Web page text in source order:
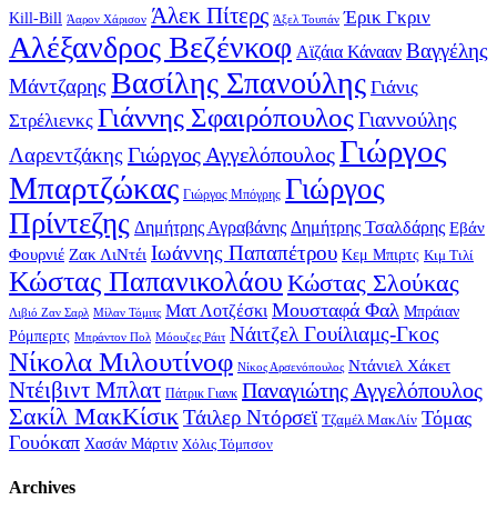
Kill-Bill Άαρον Χάρισον Άλεκ Πίτερς Άξελ Τουπάν Έρικ Γκριν
Αλέξανδρος Βεζένκοφ Αϊζάια Κάνααν Βαγγέλης
Μάντζαρης Βασίλης Σπανούλης Γιάνις
Στρέλιενκς Γιάννης ΣφαιρόπουλοςΓιαννούλης
Λαρεντζάκης Γιώργος ΑγγελόπουλοςΓιώργος
Μπαρτζώκας Γιώργος Μπόγρης Γιώργος
Πρίντεζης Δημήτρης Αγραβάνης Δημήτρης Τσαλδάρης Εβάν
Φουρνιέ Ζακ ΛιΝτέι Ιωάννης Παπαπέτρου Κεμ Μπιρτς Κιμ Τιλί
Κώστας Παπανικολάου Κώστας Σλούκας
Λιβιό Ζαν Σαρλ Μίλαν Τόμιτς Ματ Λοτζέσκι Μουσταφά Φαλ Μπράιαν
Ρόμπερτς Μπράντον Πολ Μόουζες Ράιτ Νάιτζελ Γουίλιαμς-Γκος
Νίκολα Μιλουτίνοφ Νίκος Αρσενόπουλος Ντάνιελ Χάκετ
Ντέιβιντ Μπλατ Πάτρικ Γιανκ Παναγιώτης Αγγελόπουλος
Σακίλ ΜακΚίσικΤάιλερ Ντόρσεϊ Τζαμέλ ΜακΛίν Τόμας
Γουόκαπ Χασάν Μάρτιν Χόλις Τόμπσον
Archives